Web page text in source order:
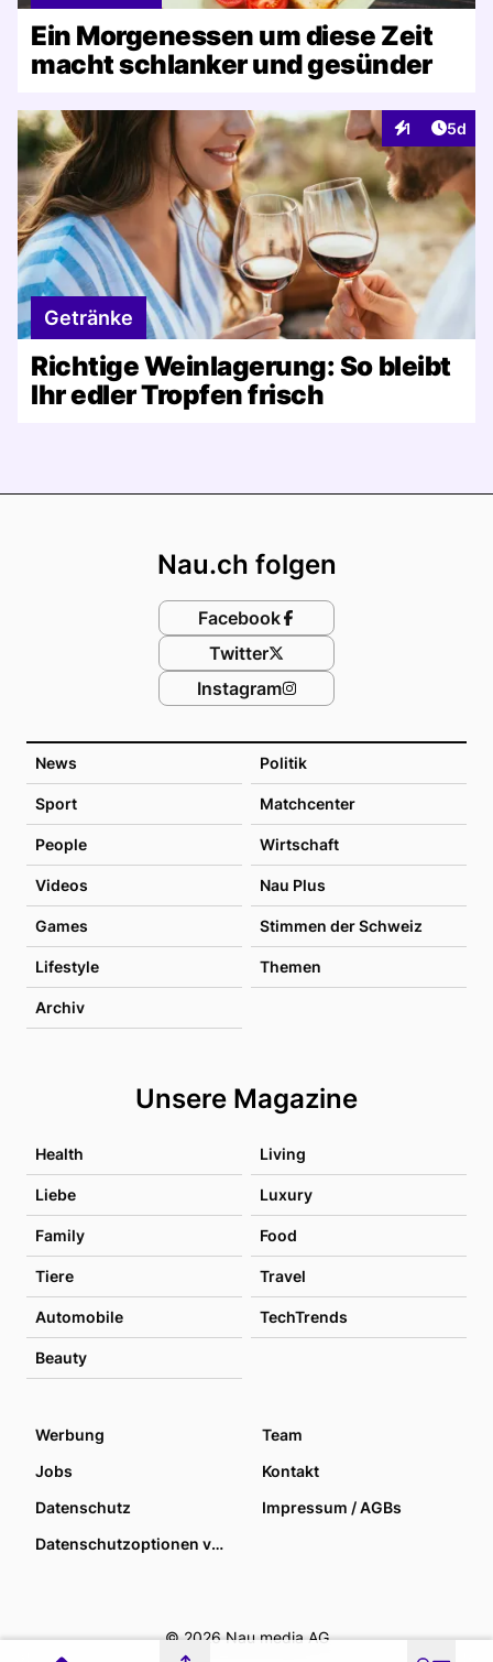
Ein Morgenessen um diese Zeit
macht schlanker und gesünder
1
Interaktionen
5d
Getränke
Richtige Weinlagerung: So bleibt
Ihr edler Tropfen frisch
News Politik
Sport Matchcenter
People Wirtschaft
Videos Nau Plus
Games Stimmen der Schweiz
Lifestyle Themen
Archiv
Unsere Magazine
Health Living
Liebe Luxury
Family Food
Tiere Travel
Automobile TechTrends
Beauty
Nau.ch folgen
Facebook
Twitter
Instagram
Werbung
Team
Jobs
Kontakt
Datenschutz
Impressum / AGBs
Datenschutzoptionen verwalten
© 2026 Nau media AG